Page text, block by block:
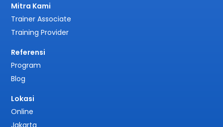
Mitra Kami
Trainer Associate
Training Provider
Referensi
Program
Blog
Lokasi
Online
Jakarta